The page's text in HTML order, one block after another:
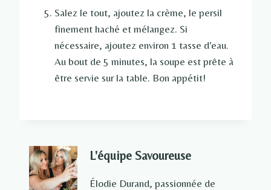
Salez le tout, ajoutez la crème, le persil
finement haché et mélangez. Si
nécessaire, ajoutez environ 1 tasse d'eau.
Au bout de 5 minutes, la soupe est prête à
être servie sur la table. Bon appétit!
L'équipe Savoureuse
Élodie Durand, passionnée de